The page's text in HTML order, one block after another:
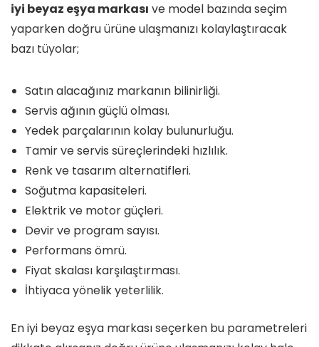
iyi beyaz eşya markası ve model bazında seçim
yaparken doğru ürüne ulaşmanızı kolaylaştıracak
bazı tüyolar;
Satın alacağınız markanın bilinirliği.
Servis ağının güçlü olması.
Yedek parçalarının kolay bulunurluğu.
Tamir ve servis süreçlerindeki hızlılık.
Renk ve tasarım alternatifleri.
Soğutma kapasiteleri.
Elektrik ve motor güçleri.
Devir ve program sayısı.
Performans ömrü.
Fiyat skalası karşılaştırması.
İhtiyaca yönelik yeterlilik.
En iyi beyaz eşya markası seçerken bu parametreleri